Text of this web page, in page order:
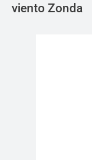
viento Zonda